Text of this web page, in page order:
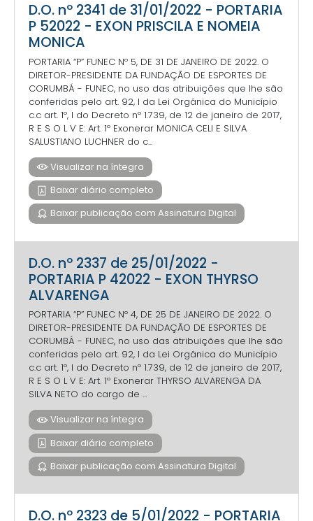
D.O. nº 2341 de 31/01/2022 - PORTARIA
P 52022 - EXON PRISCILA E NOMEIA
MONICA
PORTARIA “P” FUNEC Nº 5, DE 31 DE JANEIRO DE 2022. O
DIRETOR-PRESIDENTE DA FUNDAÇÃO DE ESPORTES DE
CORUMBÁ - FUNEC, no uso das atribuições que lhe são
conferidas pelo art. 92, I da Lei Orgânica do Município
c.c art. 1º, I do Decreto nº 1.739, de 12 de janeiro de 2017,
R E S O L V E: Art. 1º Exonerar MONICA CELI E SILVA
SALUSTIANO LUCHNER do c...
Visualizar na íntegra
Baixar diário completo
Baixar publicação com Assinatura Digital
D.O. nº 2337 de 25/01/2022 -
PORTARIA P 42022 - EXON THYRSO
ALVARENGA
PORTARIA “P” FUNEC Nº 4, DE 25 DE JANEIRO DE 2022. O
DIRETOR-PRESIDENTE DA FUNDAÇÃO DE ESPORTES DE
CORUMBÁ - FUNEC, no uso das atribuições que lhe são
conferidas pelo art. 92, I da Lei Orgânica do Município
c.c art. 1º, I do Decreto nº 1.739, de 12 de janeiro de 2017,
R E S O L V E: Art. 1º Exonerar THYRSO ALVARENGA DA
SILVA NETO do cargo de ...
Visualizar na íntegra
Baixar diário completo
Baixar publicação com Assinatura Digital
D.O. nº 2323 de 5/01/2022 - PORTARIA